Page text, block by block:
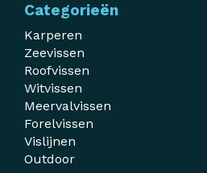
Categorieën
Karperen
Zeevissen
Roofvissen
Witvissen
Meervalvissen
Forelvissen
Vislijnen
Outdoor